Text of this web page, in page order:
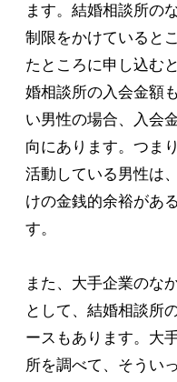
ます。結婚相談所の
制限をかけていると
たところに申し込む
婚相談所の入会金額
い男性の場合、入会
向にあります。つま
活動している男性は
けの金銭的余裕があ
す。
また、大手企業のな
として、結婚相談所
ースもあります。大
所を調べて、そうい